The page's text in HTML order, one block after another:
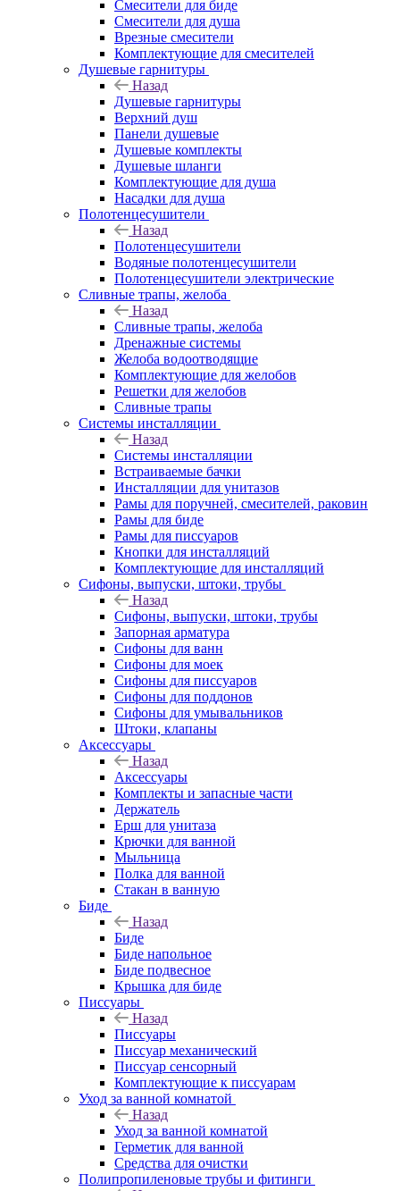
Смесители для биде
Смесители для душа
Врезные смесители
Комплектующие для смесителей
Душевые гарнитуры
Назад
Душевые гарнитуры
Верхний душ
Панели душевые
Душевые комплекты
Душевые шланги
Комплектующие для душа
Насадки для душа
Полотенцесушители
Назад
Полотенцесушители
Водяные полотенцесушители
Полотенцесушители электрические
Сливные трапы, желоба
Назад
Сливные трапы, желоба
Дренажные системы
Желоба водоотводящие
Комплектующие для желобов
Решетки для желобов
Сливные трапы
Системы инсталляции
Назад
Системы инсталляции
Встраиваемые бачки
Инсталляции для унитазов
Рамы для поручней, смесителей, раковин
Рамы для биде
Рамы для писсуаров
Кнопки для инсталляций
Комплектующие для инсталляций
Сифоны, выпуски, штоки, трубы
Назад
Сифоны, выпуски, штоки, трубы
Запорная арматура
Сифоны для ванн
Сифоны для моек
Сифоны для писсуаров
Сифоны для поддонов
Сифоны для умывальников
Штоки, клапаны
Аксессуары
Назад
Аксессуары
Комплекты и запасные части
Держатель
Ерш для унитаза
Крючки для ванной
Мыльница
Полка для ванной
Стакан в ванную
Биде
Назад
Биде
Биде напольное
Биде подвесное
Крышка для биде
Писсуары
Назад
Писсуары
Писсуар механический
Писсуар сенсорный
Комплектующие к писсуарам
Уход за ванной комнатой
Назад
Уход за ванной комнатой
Герметик для ванной
Средства для очистки
Полипропиленовые трубы и фитинги